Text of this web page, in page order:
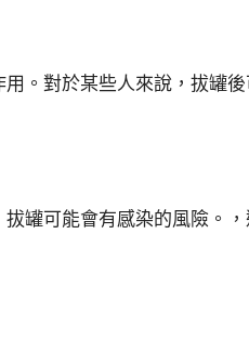
。對於某些人來說，拔罐
罐可能會有感染的風險。